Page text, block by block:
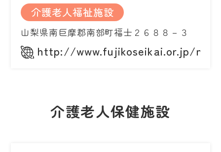
介護老人福祉施設
山梨県南巨摩郡南部町福士２６８８－３
http://www.fujikoseikai.or.jp/
介護老人保健施設